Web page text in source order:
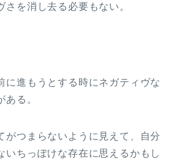
さを消し去る必要もない。
に進もうとする時にネガティヴな
ある。
がつまらないように見えて、自分
いちっぽけな存在に思えるかもし